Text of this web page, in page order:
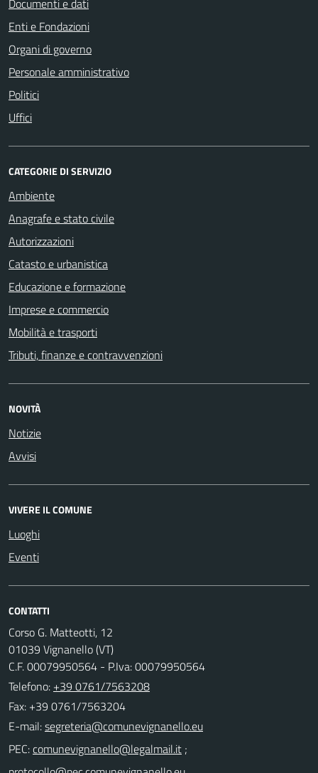
Enti e Fondazioni
Organi di governo
Personale amministrativo
Politici
Uffici
CATEGORIE DI SERVIZIO
Ambiente
Anagrafe e stato civile
Autorizzazioni
Catasto e urbanistica
Educazione e formazione
Imprese e commercio
Mobilità e trasporti
Tributi, finanze e contravvenzioni
NOVITÀ
Notizie
Avvisi
VIVERE IL COMUNE
Luoghi
Eventi
CONTATTI
Corso G. Matteotti, 12
01039 Vignanello (VT)
C.F. 00079950564 - P.Iva: 00079950564
Telefono: +39 0761/7563208
Fax: +39 0761/7563204
E-mail:
PEC:
;